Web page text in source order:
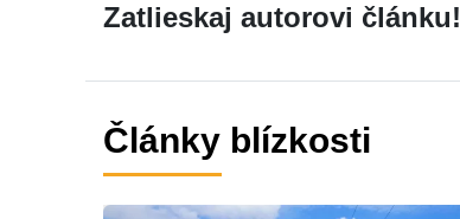
Zatlieskaj autorovi článku!
Články blízkosti